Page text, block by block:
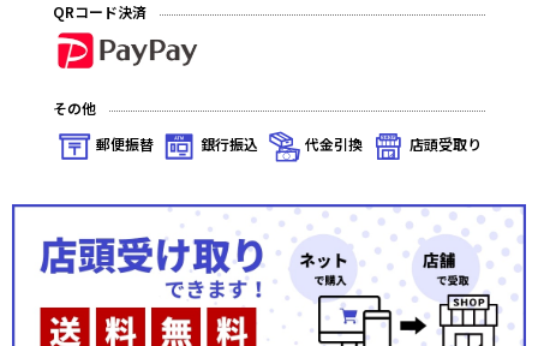
QRコード決済
その他
郵便振替
銀行振込 代金引換 店頭受取り